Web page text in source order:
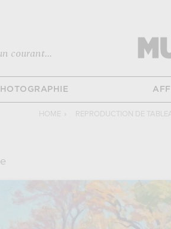
courant...
HOME › REPRODUCTION DE